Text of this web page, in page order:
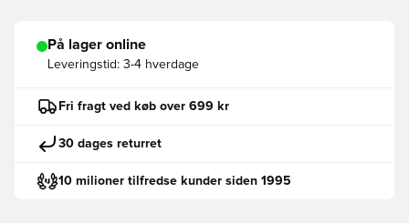
På lager online
Leveringstid: 3-4 hverdage
Fri fragt ved køb over 699 kr
30 dages returret
10 milioner tilfredse kunder siden 1995